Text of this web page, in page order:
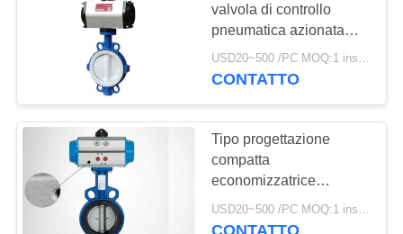
CONTATTACI
NOTIZIE
CHIEDI UN
PREVENTIVO
valvola di controllo
pneumatica azionata
pneumatica della
valvola della farfalla
USD20~500 /PC MOQ:1 insieme
CONTATTO
Tipo progettazione
compatta
economizzatrice
d'energia leggera
azionata pneumatica del
CONTATTO